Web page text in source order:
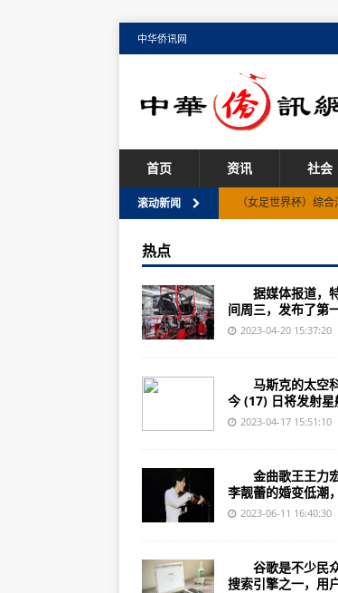
中华侨讯网
首页 资讯 社会
滚动新闻
（女足世界杯）综
康明斯：乐在当「
北京超图软件（
（2023年07月20日
杭州亚运会首批代
杭州亚运会首批身
《杭州第19届亚运
诺基亚
广东新宙邦（
（2023年07月20日
足协连开四张罚单
热点
据媒体报道，
间周三，发布了第
2023-04-20 15:37:20
马斯克的太空
今 (17) 日将发射星
2023-04-17 15:51:10
金曲歌王王力
李靓蕾的婚变低潮
2023-06-11 16:40:30
谷歌是不少民
搜索引擎之一，用